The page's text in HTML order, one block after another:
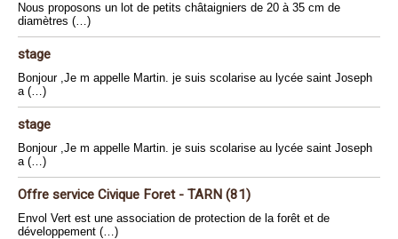
Nous proposons un lot de petits châtaigniers de 20 à 35 cm de
diamètres (…)
stage
Bonjour ,Je m appelle Martin. je suis scolarise au lycée saint Joseph
a (…)
stage
Bonjour ,Je m appelle Martin. je suis scolarise au lycée saint Joseph
a (…)
Offre service Civique Foret - TARN (81)
Envol Vert est une association de protection de la forêt et de
développement (…)